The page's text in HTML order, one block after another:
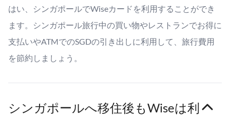
はい、シンガポールでWiseカードを利用することができ
ます。シンガポール旅行中の買い物やレストランでお得に
支払いやATMでのSGDの引き出しに利用して、旅行費用
を節約しましょう。
シンガポールへ移住後もWiseは利